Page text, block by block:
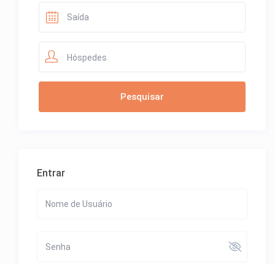
Hóspedes
Entrar